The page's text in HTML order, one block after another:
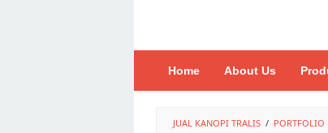
Home About Us
JUAL KANOPI TRALIS / PORTFOLIO